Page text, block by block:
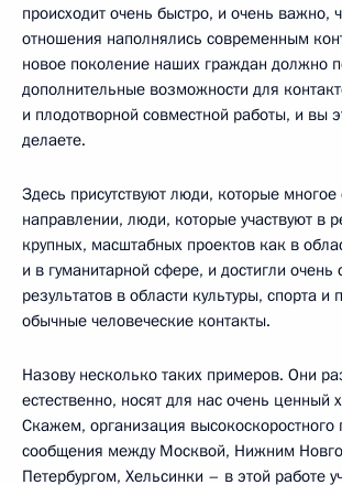
происходит очень быстро, и очень важно,
отношения наполнялись современным
новое поколение наших граждан должно
дополнительные возможности для
и плодотворной совместной работы, и вы
делаете.
Здесь присутствуют люди, которые
направлении, люди, которые участвуют в
крупных, масштабных проектов как в
и в гуманитарной сфере, и достигли очень
результатов в области культуры, спорта и
обычные человеческие контакты.
Назову несколько таких примеров. Они
естественно, носят для нас очень ценный
Скажем, организация высокоскоростного
сообщения между Москвой, Нижним
Петербургом, Хельсинки – в этой работе